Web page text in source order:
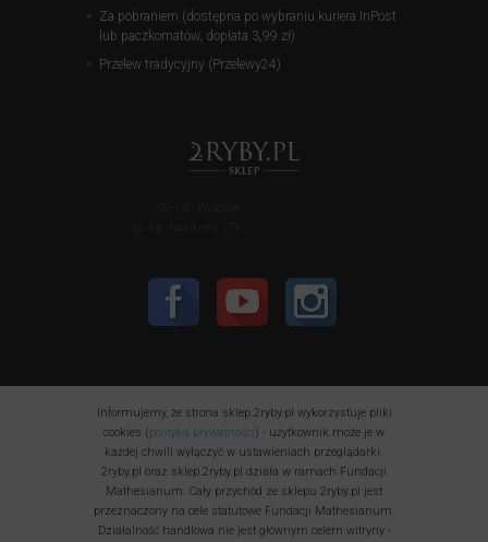
Za pobraniem (dostępna po wybraniu kuriera InPost
lub paczkomatów, dopłata 3,99 zł)
Przelew tradycyjny (Przelewy24)
Informujemy, że strona sklep.2ryby.pl wykorzystuje pliki
cookies (polityka prywatności) - użytkownik może je w
każdej chwili wyłączyć w ustawieniach przeglądarki.
2ryby.pl oraz sklep.2ryby.pl działa w ramach Fundacji
Mathesianum. Cały przychód ze sklepu 2ryby.pl jest
przeznaczony na cele statutowe Fundacji Mathesianum.
Działalność handlowa nie jest głównym celem witryny -